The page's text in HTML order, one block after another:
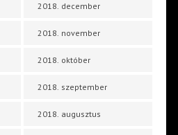
2018. december
2018. november
2018. október
2018. szeptember
2018. augusztus